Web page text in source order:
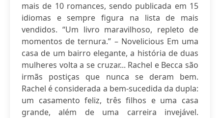
mais de 10 romances, sendo publicada em 15
idiomas e sempre figura na lista de mais
vendidos. “Um livro maravilhoso, repleto de
momentos de ternura.” – Novelicious Em uma
casa de um bairro elegante, a história de duas
mulheres volta a se cruzar... Rachel e Becca são
irmãs postiças que nunca se deram bem.
Rachel é considerada a bem-sucedida da dupla:
um casamento feliz, três filhos e uma casa
grande, além de uma carreira invejável.